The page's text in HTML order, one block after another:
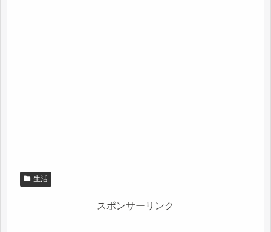
生活
スポンサーリンク